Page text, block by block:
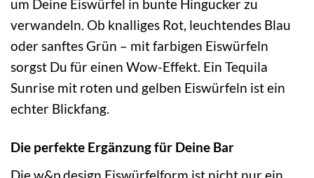
um Deine Eiswürfel in bunte Hingucker zu
verwandeln. Ob knalliges Rot, leuchtendes Blau
oder sanftes Grün – mit farbigen Eiswürfeln
sorgst Du für einen Wow-Effekt. Ein Tequila
Sunrise mit roten und gelben Eiswürfeln ist ein
echter Blickfang.
Die perfekte Ergänzung für Deine Bar
Die w&p design Eiswürfelform ist nicht nur ein